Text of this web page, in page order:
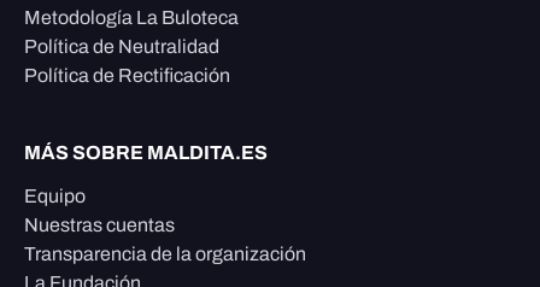
Metodología La Buloteca
Política de Neutralidad
Política de Rectificación
MÁS SOBRE MALDITA.ES
Equipo
Nuestras cuentas
Transparencia de la organización
La Fundación